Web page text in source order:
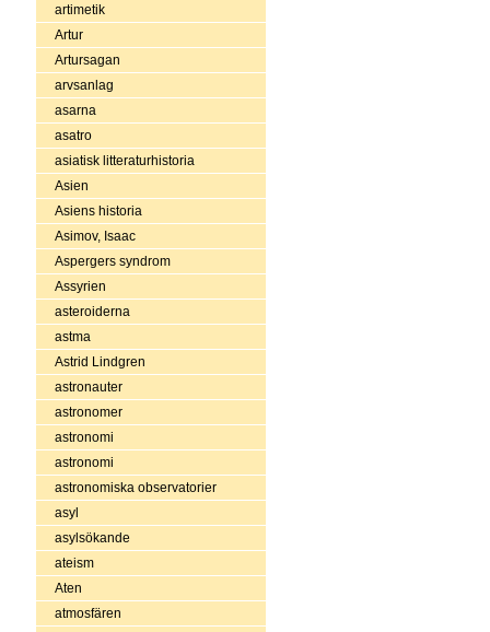
artimetik
Artur
Artursagan
arvsanlag
asarna
asatro
asiatisk litteraturhistoria
Asien
Asiens historia
Asimov, Isaac
Aspergers syndrom
Assyrien
asteroiderna
astma
Astrid Lindgren
astronauter
astronomer
astronomi
astronomi
astronomiska observatorier
asyl
asylsökande
ateism
Aten
atmosfären